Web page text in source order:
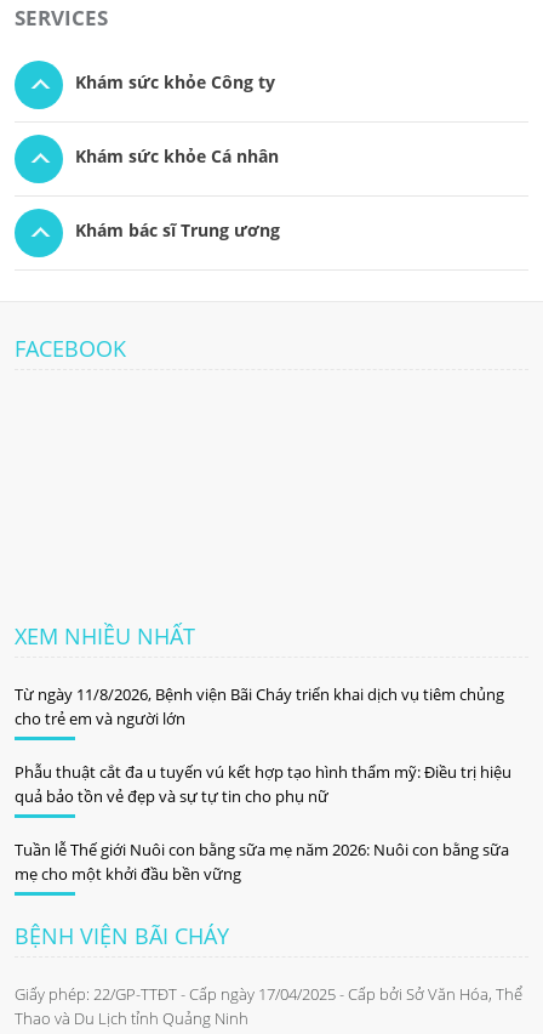
SERVICES
Khám sức khỏe Công ty
Khám sức khỏe Cá nhân
Khám bác sĩ Trung ương
FACEBOOK
XEM NHIỀU NHẤT
Từ ngày 11/8/2026, Bệnh viện Bãi Cháy triển khai dịch vụ tiêm chủng
cho trẻ em và người lớn
Phẫu thuật cắt đa u tuyến vú kết hợp tạo hình thẩm mỹ: Điều trị hiệu
quả bảo tồn vẻ đẹp và sự tự tin cho phụ nữ
Tuần lễ Thế giới Nuôi con bằng sữa mẹ năm 2026: Nuôi con bằng sữa
mẹ cho một khởi đầu bền vững
BỆNH VIỆN BÃI CHÁY
Giấy phép: 22/GP-TTĐT - Cấp ngày 17/04/2025 - Cấp bởi Sở Văn Hóa, Thể
Thao và Du Lịch tỉnh Quảng Ninh